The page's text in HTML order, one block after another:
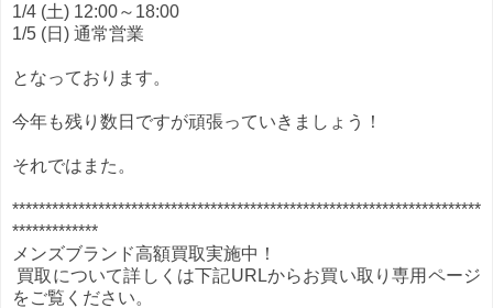
1/4 (土) 12:00～18:00
1/5 (日) 通常営業
となっております。
今年も残り数日ですが頑張っていきましょう！
それではまた。
***********************************************************************
*************
メンズブランド高額買取実施中！
買取について詳しくは下記URLからお買い取り専用ページ
をご覧ください。